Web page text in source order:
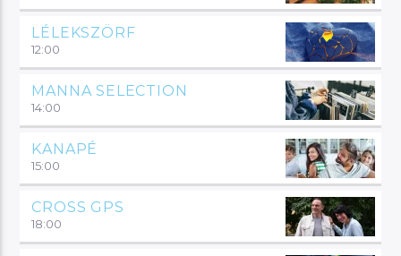
LÉLEKSZÖRF
12:00
MANNA SELECTION
14:00
KANAPÉ
15:00
CROSS GPS
18:00